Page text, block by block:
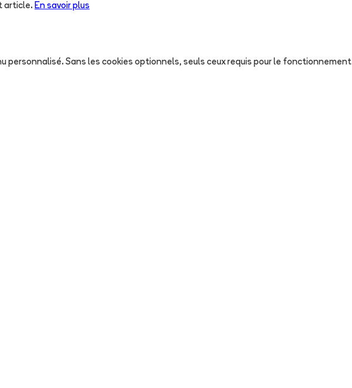
article. En savoir plus
personnalisé. Sans les cookies optionnels, seuls ceux requis pour le fonctionnement